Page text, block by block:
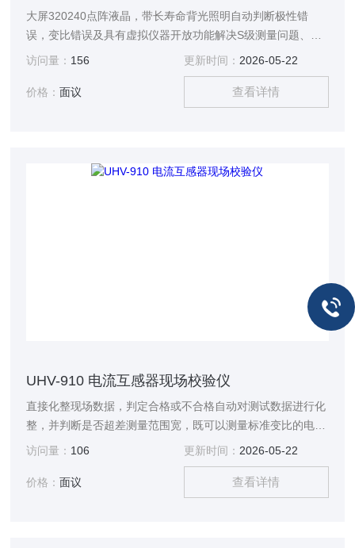
大屏320240点阵液晶，带长寿命背光照明自动判断极性错
误，变比错误及具有虚拟仪器开放功能解决S级测量问题、自
动切换量程
访问量： 156 更新时间： 2026-05-22
价格：面议 查看详情
UHV-910 电流互感器现场校验仪
直接化整现场数据，判定合格或不合格自动对测试数据进行化
整，并判断是否超差测量范围宽，既可以测量标准变比的电流
互感器，又可以测量非标准变比的电流互感器
访问量： 106 更新时间： 2026-05-22
价格：面议 查看详情